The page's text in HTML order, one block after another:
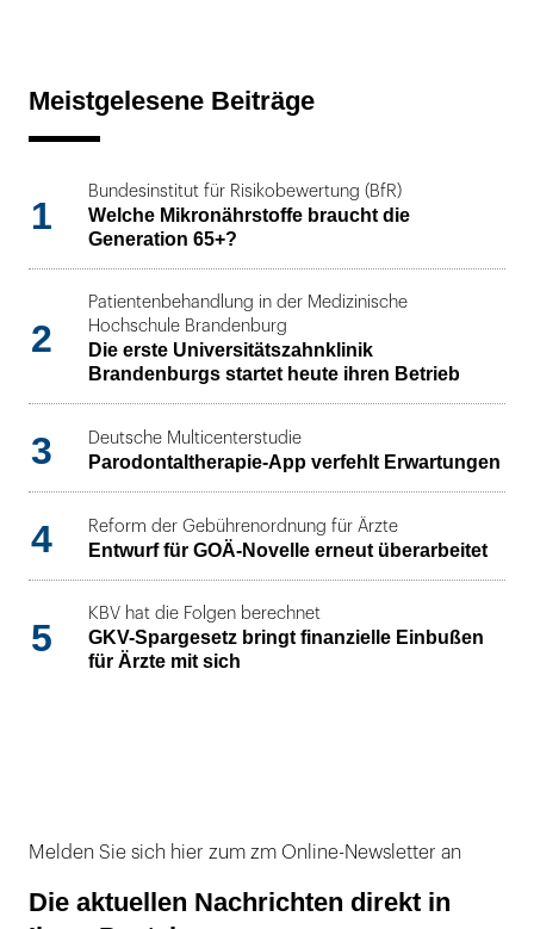
Meistgelesene Beiträge
1
Bundesinstitut für Risikobewertung (BfR)
Welche Mikronährstoffe braucht die
Generation 65+?
2
Patientenbehandlung in der Medizinische
Hochschule Brandenburg
Die erste Universitätszahnklinik
Brandenburgs startet heute ihren Betrieb
3 Deutsche Multicenterstudie
Parodontaltherapie-App verfehlt Erwartungen
4 Reform der Gebührenordnung für Ärzte
Entwurf für GOÄ-Novelle erneut überarbeitet
5
KBV hat die Folgen berechnet
GKV-Spargesetz bringt finanzielle Einbußen
für Ärzte mit sich
Melden Sie sich hier zum zm Online-Newsletter an
Die aktuellen Nachrichten direkt in